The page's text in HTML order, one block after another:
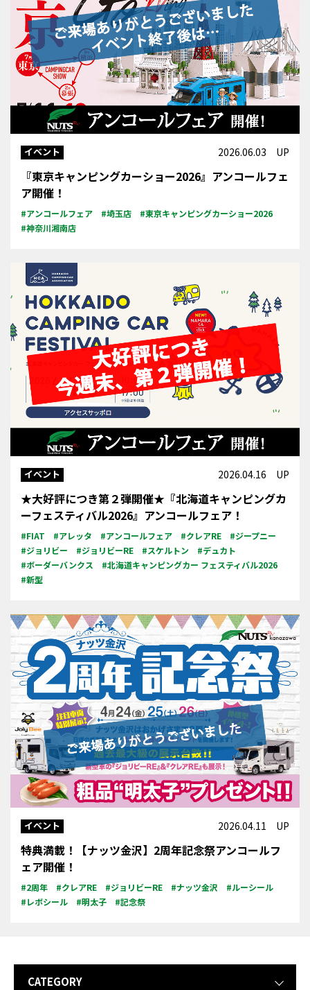
イベント 2026.06.03 UP
『東京キャンピングカーショー2026』アンコールフェ
ア開催！
#アンコールフェア #埼玉店
#東京キャンピングカーショー2026
#神奈川湘南店
イベント 2026.04.16 UP
★大好評につき第２弾開催★『北海道キャンピングカ
ーフェスティバル2026』アンコールフェア！
#FIAT #アレッタ #アンコールフェア #クレアRE
#ジープニー
#ジョリビー
#ジョリビーRE #スケルトン
#デュカト
#ボーダーバンクス
#北海道キャンピングカー フェスティバル2026
#新型
イベント 2026.04.11 UP
特典満載！【ナッツ金沢】2周年記念祭アンコールフ
ェア開催！
#2周年 #クレアRE #ジョリビーRE #ナッツ金沢
#ルーシール
#レボシール
#明太子 #記念祭
CATEGORY